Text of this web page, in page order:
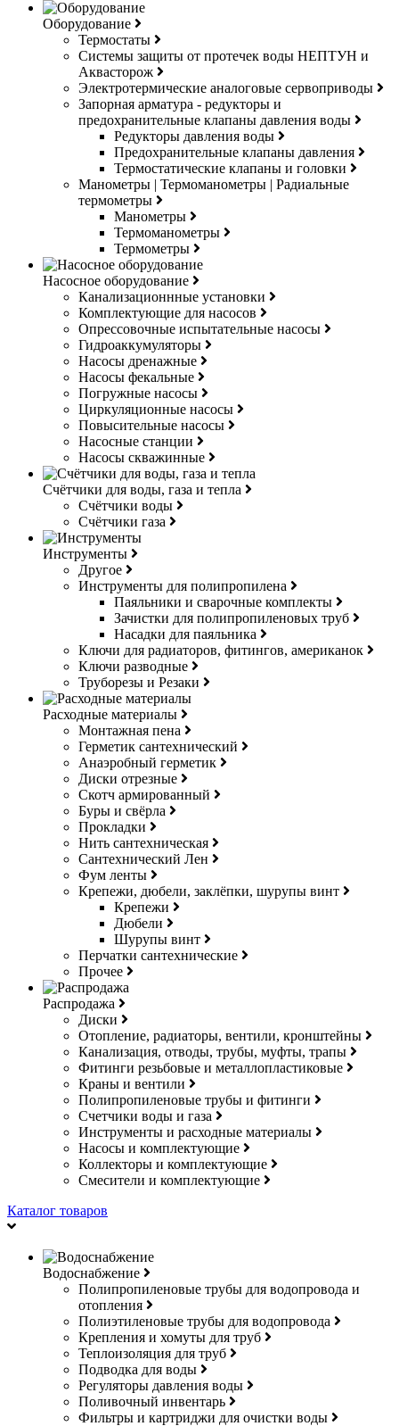
Оборудование
Термостаты
Системы защиты от протечек воды НЕПТУН и
Аквасторож
Электротермические аналоговые сервоприводы
Запорная арматура - редукторы и
предохранительные клапаны давления воды
Редукторы давления воды
Предохранительные клапаны давления
Термостатические клапаны и головки
Манометры | Термоманометры | Радиальные
термометры
Манометры
Термоманометры
Термометры
Насосное оборудование
Канализационнные установки
Комплектующие для насосов
Опрессовочные испытательные насосы
Гидроаккумуляторы
Насосы дренажные
Насосы фекальные
Погружные насосы
Циркуляционные насосы
Повысительные насосы
Насосные станции
Насосы скважинные
Счётчики для воды, газа и тепла
Счётчики воды
Счётчики газа
Инструменты
Другое
Инструменты для полипропилена
Паяльники и сварочные комплекты
Зачистки для полипропиленовых труб
Насадки для паяльника
Ключи для радиаторов, фитингов, американок
Ключи разводные
Труборезы и Резаки
Расходные материалы
Монтажная пена
Герметик сантехнический
Анаэробный герметик
Диски отрезные
Скотч армированный
Буры и свёрла
Прокладки
Нить сантехническая
Сантехнический Лен
Фум ленты
Крепежи, дюбели, заклёпки, шурупы винт
Крепежи
Дюбели
Шурупы винт
Перчатки сантехнические
Прочее
Распродажа
Диски
Отопление, радиаторы, вентили, кронштейны
Канализация, отводы, трубы, муфты, трапы
Фитинги резьбовые и металлопластиковые
Краны и вентили
Полипропиленовые трубы и фитинги
Счетчики воды и газа
Инструменты и расходные материалы
Насосы и комплектующие
Коллекторы и комплектующие
Смесители и комплектующие
Каталог товаров
Водоснабжение
Полипропиленовые трубы для водопровода и
отопления
Полиэтиленовые трубы для водопровода
Крепления и хомуты для труб
Теплоизоляция для труб
Подводка для воды
Регуляторы давления воды
Поливочный инвентарь
Фильтры и картриджи для очистки воды